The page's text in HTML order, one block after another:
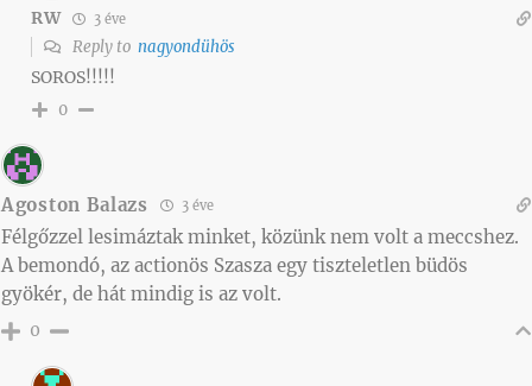
RW 3 éve
Reply to nagyondühös
SOROS!!!!!
0
Agoston Balazs 3 éve
Félgőzzel lesimáztak minket, közünk nem volt a meccshez.
A bemondó, az actionös Szasza egy tiszteletlen büdös
gyökér, de hát mindig is az volt.
0